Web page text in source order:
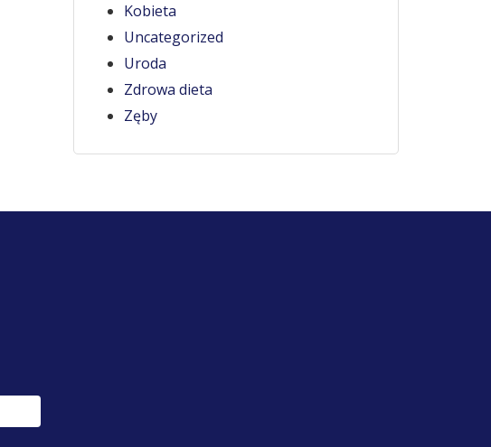
Kobieta
Uncategorized
Uroda
Zdrowa dieta
Zęby